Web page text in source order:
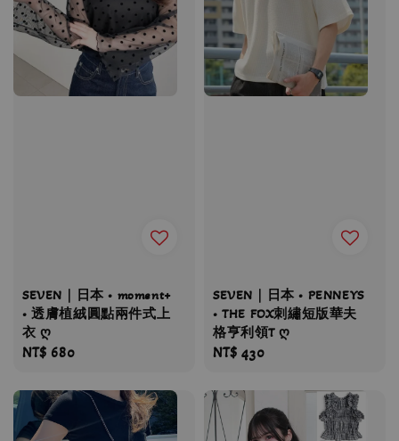
SEVEN｜日本 • moment+
• 透膚植絨圓點兩件式上
衣 ღ
Regular
NT$ 680
SEVEN｜日本 • PENNEYS
• THE FOX刺繡短版華夫
格亨利領T ღ
Regular
NT$ 430